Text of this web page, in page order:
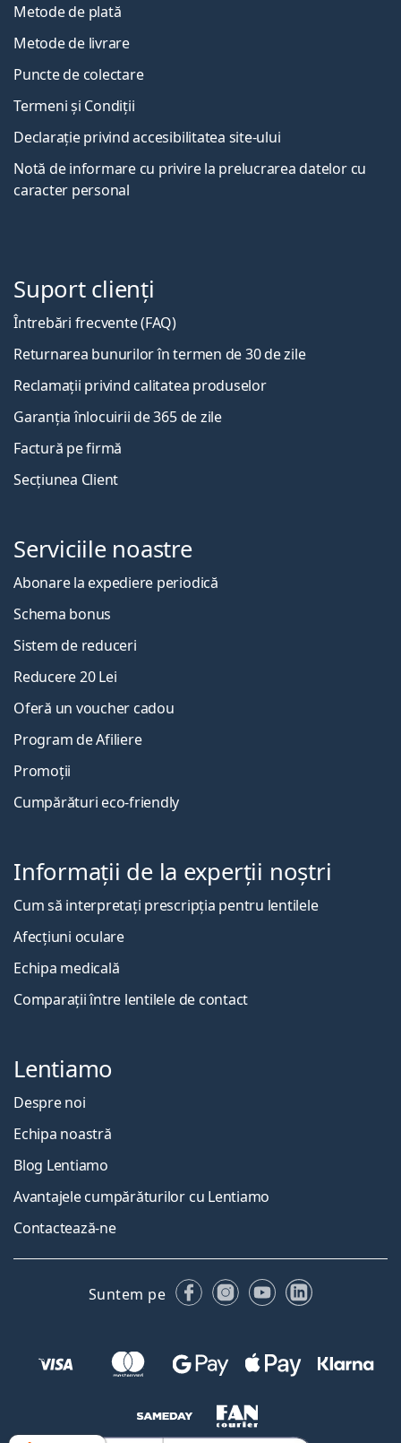
Metode de plată
Metode de livrare
Puncte de colectare
Termeni și Condiții
Declarație privind accesibilitatea site-ului
Notă de informare cu privire la prelucrarea datelor cu
caracter personal
Suport clienți
Întrebări frecvente (FAQ)
Returnarea bunurilor în termen de 30 de zile
Reclamații privind calitatea produselor
Garanția înlocuirii de 365 de zile
Factură pe firmă
Secțiunea Client
Serviciile noastre
Abonare la expediere periodică
Schema bonus
Sistem de reduceri
Reducere 20 Lei
Oferă un voucher cadou
Program de Afiliere
Promoții
Cumpărături eco-friendly
Informații de la experții noștri
Cum să interpretați prescripția pentru lentilele
Afecțiuni oculare
Echipa medicală
Comparații între lentilele de contact
Lentiamo
Despre noi
Echipa noastră
Blog Lentiamo
Avantajele cumpărăturilor cu Lentiamo
Contactează-ne
Suntem pe FacebookInstagram
YouTubeLinkedIn